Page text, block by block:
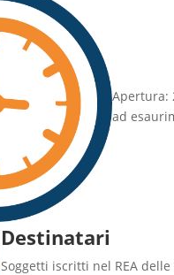
Apertura:
ad
Destinatari
Soggetti iscritti nel REA